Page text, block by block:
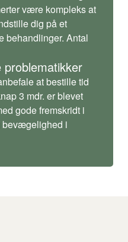
være kompleks at
dig på et
behandlinger. Antal
at bestille tid
3 mdr. er blevet
gode fremskridt i
bevægelighed i